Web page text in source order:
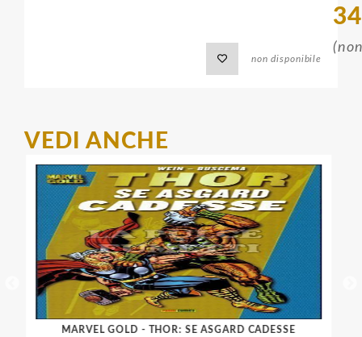
non disponibile
VEDI ANCHE
MARVEL GOLD - THOR: SE ASGARD CADESSE